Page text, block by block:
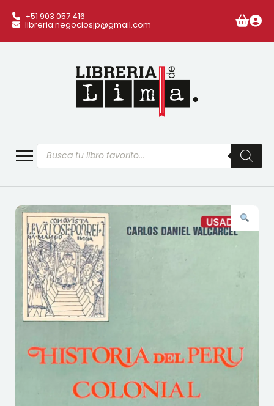
+51 903 057 416
libreria.negociosjp@gmail.com
Búsqueda
de
productos